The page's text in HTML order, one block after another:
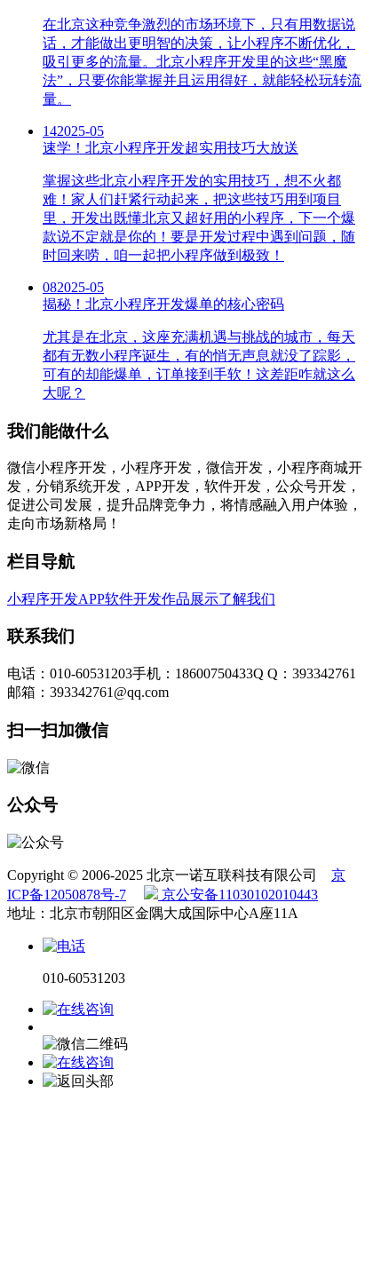
在北京这种竞争激烈的市场环境下，只有用数据说
话，才能做出更明智的决策，让小程序不断优化，
吸引更多的流量。北京小程序开发里的这些“黑魔
法”，只要你能掌握并且运用得好，就能轻松玩转流
量。
142025-05
速学！北京小程序开发超实用技巧大放送
掌握这些北京小程序开发的实用技巧，想不火都
难！家人们赶紧行动起来，把这些技巧用到项目
里，开发出既懂北京又超好用的小程序，下一个爆
款说不定就是你的！要是开发过程中遇到问题，随
时回来唠，咱一起把小程序做到极致！
082025-05
揭秘！北京小程序开发爆单的核心密码
尤其是在北京，这座充满机遇与挑战的城市，每天
都有无数小程序诞生，有的悄无声息就没了踪影，
可有的却能爆单，订单接到手软！这差距咋就这么
大呢？
我们能做什么
微信小程序开发，小程序开发，微信开发，小程序商城开
发，分销系统开发，APP开发，软件开发，公众号开发，
促进公司发展，提升品牌竞争力，将情感融入用户体验，
走向市场新格局！
栏目导航
小程序开发APP软件开发作品展示了解我们
联系我们
电话：010-60531203手机：18600750433Q Q：393342761
邮箱：393342761@qq.com
扫一扫加微信
公众号
Copyright © 2006-2025 北京一诺互联科技有限公司 京
ICP备12050878号-7
京公安备11030102010443
地址：北京市朝阳区金隅大成国际中心A座11A
010-60531203